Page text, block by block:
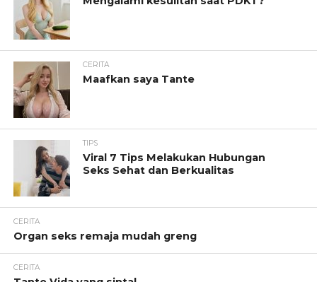
CERITA
Maafkan saya Tante
TIPS
Viral 7 Tips Melakukan Hubungan
Seks Sehat dan Berkualitas
CERITA
Organ seks remaja mudah greng
CERITA